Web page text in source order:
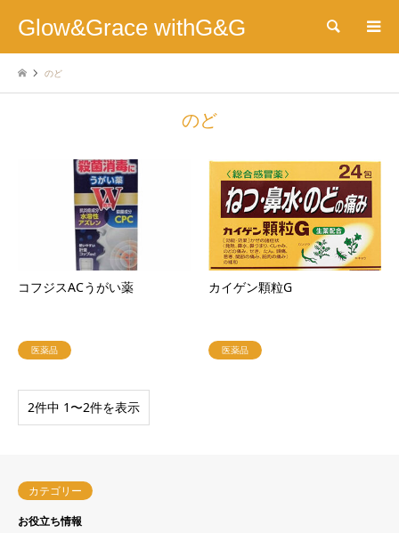
Glow&Grace withG&G 検索
のど
のど
コフジスACうがい薬
医薬品
カイゲン顆粒G
医薬品
2件中 1〜2件を表示
カテゴリー
お役立ち情報